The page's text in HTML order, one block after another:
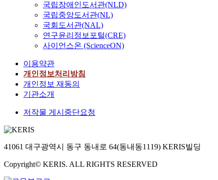
국립장애인도서관(NLD)
국립중앙도서관(NL)
국회도서관(NAL)
연구윤리정보포털(CRE)
사이언스온 (ScienceON)
이용약관
개인정보처리방침
개인정보 재동의
기관소개
저작물 게시중단요청
41061 대구광역시 동구 동내로 64(동내동1119) KERIS빌딩
Copyright© KERIS. ALL RIGHTS RESERVED